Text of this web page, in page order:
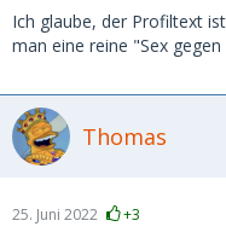
Ich glaube, der Profiltext
man eine reine "Sex
Thomas
25. Juni 2022 +3